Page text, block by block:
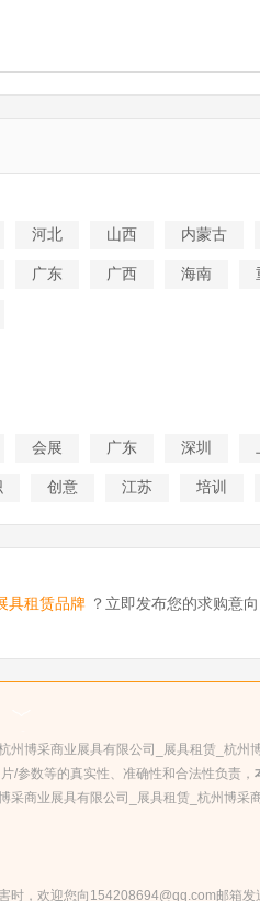
河北 山西 内蒙古
广东 广西 海南
会展 广东 深圳
创意 江苏 培训
具租赁品牌 ？立即发布您的求购意
州博采商业展具有限公司_展具租赁_杭
/参数等的真实性、准确性和合法性负责，
采商业展具有限公司_展具租赁_杭州博
时，欢迎您向154208694@qq.com邮箱发